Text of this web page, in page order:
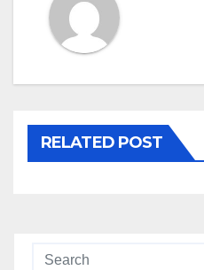
RELATED POST